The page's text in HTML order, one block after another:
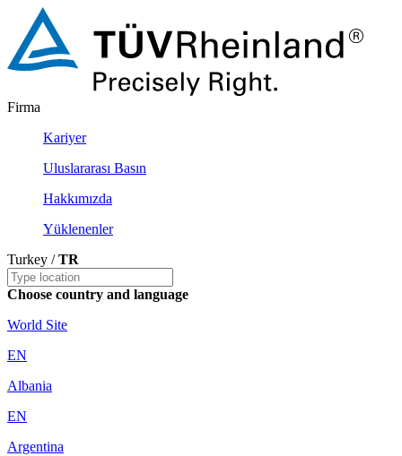
Firma
Kariyer
Uluslararası Basın
Hakkımızda
Yüklenenler
Turkey /TR
Choose country and language
World Site
EN
Albania
EN
Argentina